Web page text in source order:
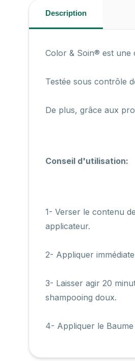
Description
Color & Soin® est une
Testée sous contrôle
De plus, grâce aux
Conseil d'utilisation:
1- Verser le contenu
applicateur.
2- Appliquer
3- Laisser agir 20
shampooing doux.
4- Appliquer le